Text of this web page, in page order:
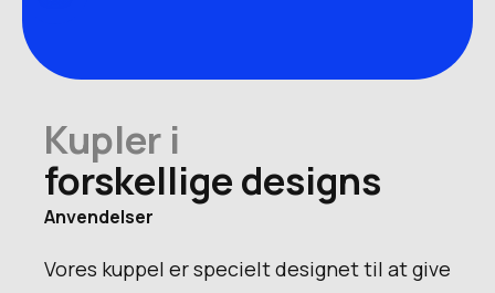
Antal personer
Kupler i
forskellige designs
Anvendelser
Vores kuppel er specielt designet til at give